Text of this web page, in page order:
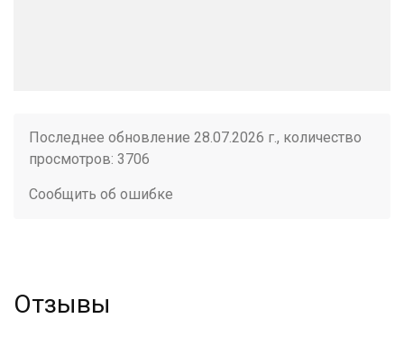
Последнее обновление 28.07.2026 г., количество
просмотров: 3706
Сообщить об ошибке
Отзывы